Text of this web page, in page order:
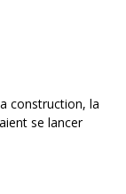
construction, la
se lancer